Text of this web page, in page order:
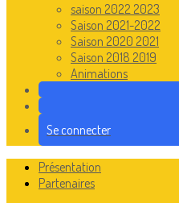
saison 2022 2023
Saison 2021-2022
Saison 2020 2021
Saison 2018 2019
Animations
Se connecter
Présentation
Partenaires